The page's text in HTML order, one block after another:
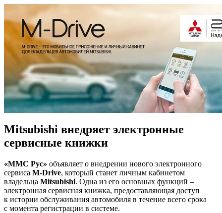
Mitsubishi внедряет электронные
сервисные книжки
«ММС Рус» объявляет о внедрении нового электронного
сервиса M-Drive, который станет личным кабинетом
владельца Mitsubishi. Одна из его основных функций –
электронная сервисная книжка, предоставляющая доступ
к истории обслуживания автомобиля в течение всего срока
с момента регистрации в системе.